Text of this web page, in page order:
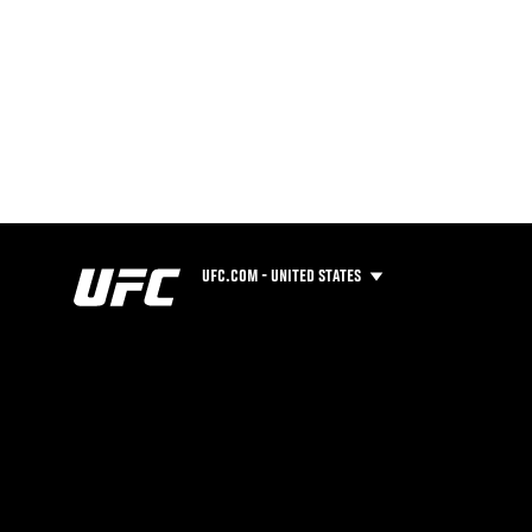
UFC.COM - UNITED STATES